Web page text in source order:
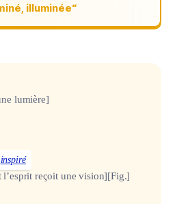
illuminée“
lumière]
inspiré
l’esprit reçoit une vision][Fig.]